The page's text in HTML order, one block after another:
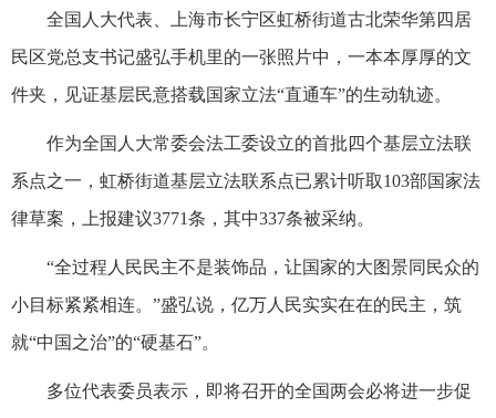
全国人大代表、上海市长宁区虹桥街道古北荣华第四居
民区党总支书记盛弘手机里的一张照片中，一本本厚厚的文
件夹，见证基层民意搭载国家立法“直通车”的生动轨迹。
作为全国人大常委会法工委设立的首批四个基层立法联
系点之一，虹桥街道基层立法联系点已累计听取103部国家法
律草案，上报建议3771条，其中337条被采纳。
“全过程人民民主不是装饰品，让国家的大图景同民众的
小目标紧紧相连。”盛弘说，亿万人民实实在在的民主，筑
就“中国之治”的“硬基石”。
多位代表委员表示，即将召开的全国两会必将进一步促